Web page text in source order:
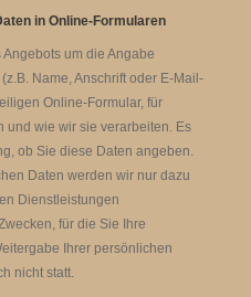
in Online-Formularen
um die Angabe
Name, Anschrift oder E-Mail-
Online-Formular, für
und wie wir sie verarbeiten. Es
ob Sie diese Daten angeben.
Daten werden wir nur dazu
Dienstleistungen
für die Sie Ihre
Ihrer persönlichen
nicht statt.